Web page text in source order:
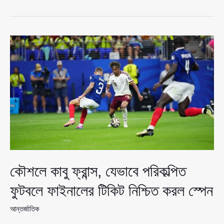
ফ্রান্স-
ইংল্যান্ড,
আত্মসম্মান
রক্ষার
শেষ
সুযোগ
দুই
পরাশক্তির
কৌশলে কাবু ফ্রান্স, যেভাবে পরিকল্পিত
ফুটবলে ফাইনালের টিকিট নিশ্চিত করল স্পেন
আন্তর্জাতিক